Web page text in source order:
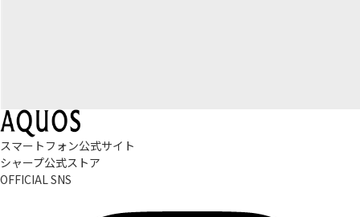
スマートフォン公式サイト
シャープ公式ストア
OFFICIAL SNS